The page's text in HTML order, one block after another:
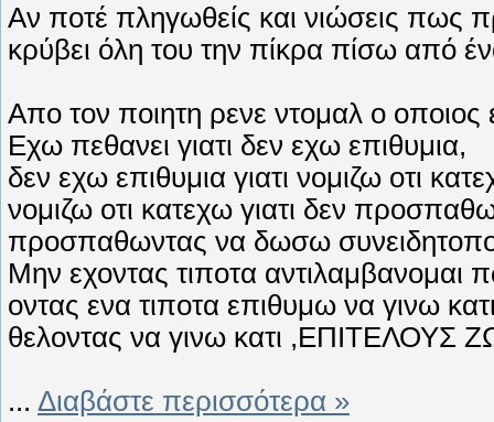
Αν ποτέ πληγωθείς και νιώσεις πως
κρύβει όλη του την πίκρα πίσω από
Απο τον ποιητη ρενε ντομαλ ο οποιος
Εχω πεθανει γιατι δεν εχω επιθυμια,
δεν εχω επιθυμια γιατι νομιζω οτι
νομιζω οτι κατεχω γιατι δεν
προσπαθωντας να δωσω
Μην εχοντας τιποτα αντιλαμβανομαι
οντας ενα τιποτα επιθυμω να γινω
θελοντας να γινω κατι ,ΕΠΙΤΕΛΟΥΣ
... Διαβάστε περισσότερα »